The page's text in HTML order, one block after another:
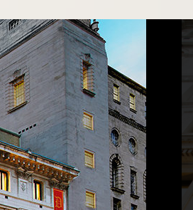
organisationer
tjänster
Tillvarons dynamiker
Beståndsdelarna i förståelse
Lösningar för en farlig
Assister för sjukdomar och
Integritet och ärlighet
Äktenskap
Den emotionella Tonskalan